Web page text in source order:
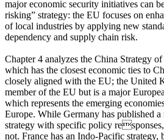
major economic security initiatives can
risking” strategy: the EU focuses on
of local industries by applying new
dependency and supply chain risk.
Chapter 4 analyzes the China Strategy
which has the closest economic ties to
closely aligned with the EU; the United
member of the EU but is a major
which represents the emerging
Europe. While Germany has published
strategy with specific policy
not. France has an Indo-Pacific